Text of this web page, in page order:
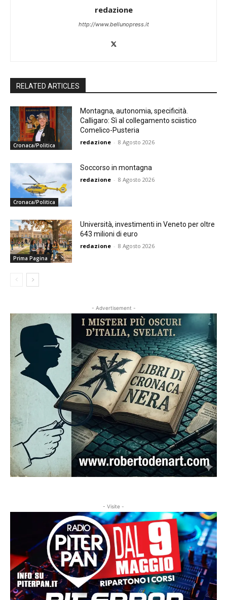
redazione
http://www.bellunopress.it
RELATED ARTICLES
Cronaca/Politica
Montagna, autonomia, specificità.
Calligaro: Sì al collegamento sciistico
Comelico-Pusteria
redazione - 8 Agosto 2026
Cronaca/Politica
Soccorso in montagna
redazione - 8 Agosto 2026
Prima Pagina
Università, investimenti in Veneto per oltre
643 milioni di euro
redazione - 8 Agosto 2026
- Advertisement -
- Visite -